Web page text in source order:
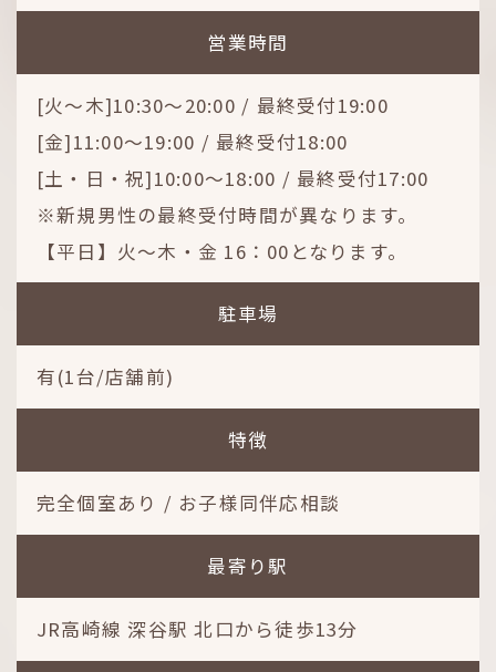
営業時間
[火～木]10:30～20:00 / 最終受付19:00
[金]11:00～19:00 / 最終受付18:00
[土・日・祝]10:00～18:00 / 最終受付17:00
※新規男性の最終受付時間が異なります。
【平日】火～木・金 16：00となります。
駐車場
有(1台/店舗前)
特徴
完全個室あり / お子様同伴応相談
最寄り駅
JR高崎線 深谷駅 北口から徒歩13分